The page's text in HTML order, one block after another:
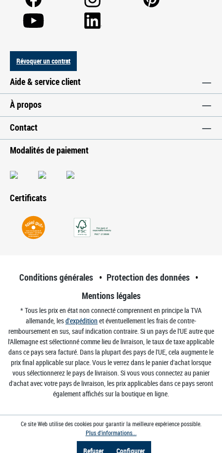
Révoquer un contrat
Aide & service client
À propos
Contact
Modalités de paiement
Certificats
Conditions générales
Protection des données
Mentions légales
* Tous les prix en état non connecté comprennent en principe la TVA
allemande, lesd'expédition et éventuellement les frais de contre-
remboursement en sus, sauf indication contraire. Si un pays de l'UE autre que
l'Allemagne est sélectionné comme lieu de livraison, le taux de taxe applicable
dans ce pays sera facturé. Dans la plupart des pays de l'UE, cela augmente le
prix final applicable sur place. Vous le verrez dans le panier d'achat lorsque
vous sélectionnerez le pays de livraison. Si vous vous connectez au panier
d'achat avec votre pays de livraison, les prix applicables dans ce pays seront
également affichés sur la boutique en ligne.
Ce site Web utilise des cookies pour garantir la meilleure expérience possible.
Plus d'informations...
Refuser Configurer